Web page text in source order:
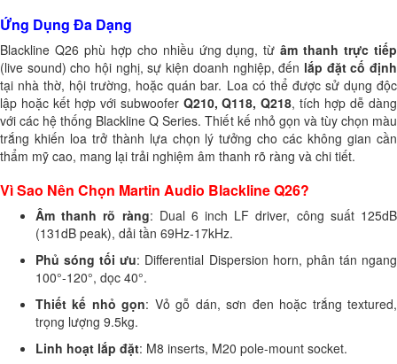
Ứng Dụng Đa Dạng
Blackline Q26 phù hợp cho nhiều ứng dụng, từâm thanh trực tiếp
(live sound) cho hội nghị, sự kiện doanh nghiệp, đến lắp đặt cố định
tại nhà thờ, hội trường, hoặc quán bar. Loa có thể được sử dụng độc
lập hoặc kết hợp với subwoofer Q210, Q118, Q218, tích hợp dễ dàng
với các hệ thống Blackline Q Series. Thiết kế nhỏ gọn và tùy chọn màu
trắng khiến loa trở thành lựa chọn lý tưởng cho các không gian cần
thẩm mỹ cao, mang lại trải nghiệm âm thanh rõ ràng và chi tiết.
Vì Sao Nên Chọn Martin Audio Blackline Q26?
Âm thanh rõ ràng: Dual 6 inch LF driver, công suất 125dB
(131dB peak), dải tần 69Hz-17kHz.
Phủ sóng tối ưu: Differential Dispersion horn, phân tán ngang
100°-120°, dọc 40°.
Thiết kế nhỏ gọn: Vỏ gỗ dán, sơn đen hoặc trắng textured,
trọng lượng 9.5kg.
Linh hoạt lắp đặt: M8 inserts, M20 pole-mount socket.